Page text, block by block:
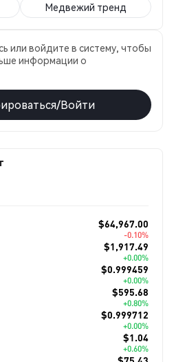
Медвежий тренд
или войдите в систему, чтобы
информации о
Войти
$64,967.00
-0.10%
$1,917.49
+0.00%
$0.999459
+0.00%
$595.68
+0.80%
$0.999712
+0.00%
$1.04
+0.60%